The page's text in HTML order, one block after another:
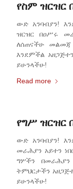
የስም ዝርዝር
ውድ አንባብያን!
ዝርዝር በዐሥሩ
ለሰጠናችሁ መልመጃ
እንደምችል
ይሁንላችሁ!
Read more
የግሥ ዝርዝር
ውድ አንባብያን!
መራሕያን አይተን
ግሦችን
ትምህርታችን
ይሁንላችሁ!